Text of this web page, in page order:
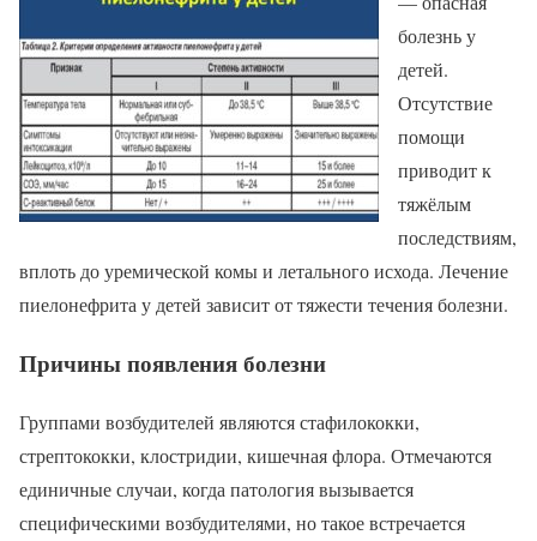
болезнь у
детей.
Отсутствие
помощи
приводит к
тяжёлым
последствиям,
вплоть до уремической комы и летального исхода. Лечение
пиелонефрита у детей зависит от тяжести течения болезни.
Причины появления болезни
Группами возбудителей являются стафилококки,
стрептококки, клостридии, кишечная флора. Отмечаются
единичные случаи, когда патология вызывается
специфическими возбудителями, но такое встречается